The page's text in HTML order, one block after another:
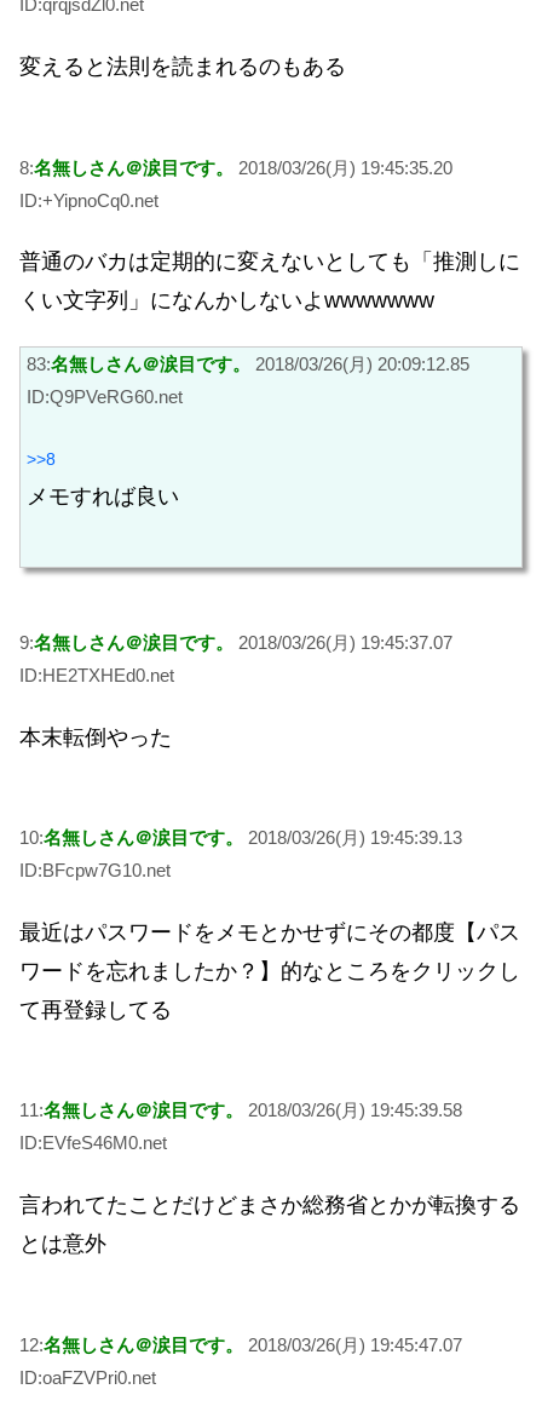
ID:qrqjsdZl0.net
変えると法則を読まれるのもある
8:名無しさん＠涙目です。
2018/03/26(月) 19:45:35.20
ID:+YipnoCq0.net
普通のバカは定期的に変えないとしても「推測しに
くい文字列」になんかしないよwwwwwww
83:名無しさん＠涙目です。
2018/03/26(月) 20:09:12.85
ID:Q9PVeRG60.net
>>8
メモすれば良い
9:名無しさん＠涙目です。
2018/03/26(月) 19:45:37.07
ID:HE2TXHEd0.net
本末転倒やった
10:名無しさん＠涙目です。
2018/03/26(月) 19:45:39.13
ID:BFcpw7G10.net
最近はパスワードをメモとかせずにその都度【パス
ワードを忘れましたか？】的なところをクリックし
て再登録してる
11:名無しさん＠涙目です。
2018/03/26(月) 19:45:39.58
ID:EVfeS46M0.net
言われてたことだけどまさか総務省とかが転換する
とは意外
12:名無しさん＠涙目です。
2018/03/26(月) 19:45:47.07
ID:oaFZVPri0.net